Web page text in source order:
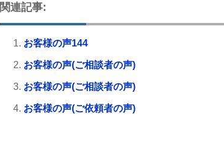
関連記事:
お客様の声144
お客様の声(ご相談者の声)
お客様の声(ご相談者の声)
お客様の声(ご依頼者の声)